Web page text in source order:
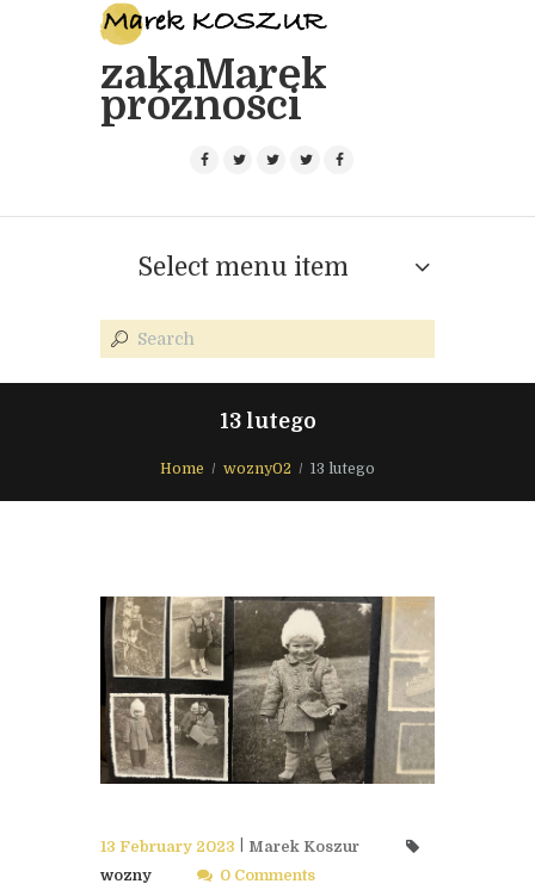
zakaMarek
próżności
Select menu item
13 lutego
Home wozny02 13 lutego
13 February 2023
Marek Koszur
wozny
0 Comments